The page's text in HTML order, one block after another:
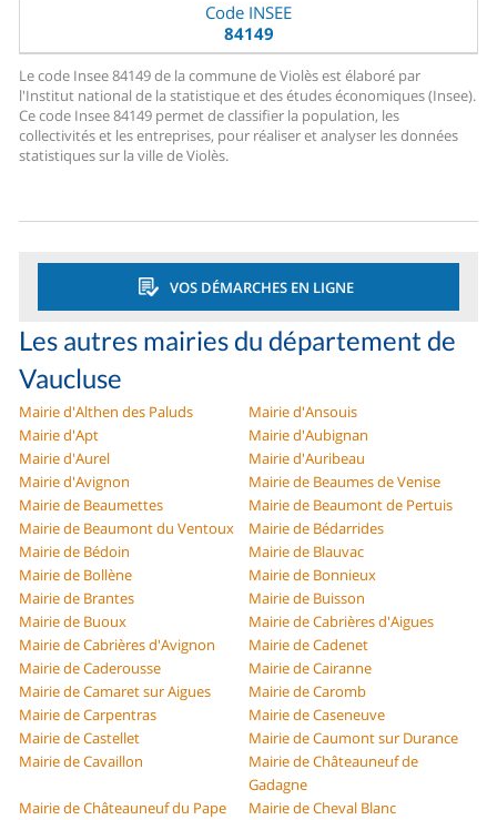
Code INSEE
84149
Le code Insee 84149 de la commune de Violès est élaboré par
l'Institut national de la statistique et des études économiques (Insee).
Ce code Insee 84149 permet de classifier la population, les
collectivités et les entreprises, pour réaliser et analyser les données
statistiques sur la ville de Violès.
VOS DÉMARCHES EN LIGNE
Les autres mairies du département de
Vaucluse
Mairie d'Althen des Paluds
Mairie d'Ansouis
Mairie d'Apt
Mairie d'Aubignan
Mairie d'Aurel
Mairie d'Auribeau
Mairie d'Avignon
Mairie de Beaumes de Venise
Mairie de Beaumettes
Mairie de Beaumont de Pertuis
Mairie de Beaumont du Ventoux
Mairie de Bédarrides
Mairie de Bédoin
Mairie de Blauvac
Mairie de Bollène
Mairie de Bonnieux
Mairie de Brantes
Mairie de Buisson
Mairie de Buoux
Mairie de Cabrières d'Aigues
Mairie de Cabrières d'Avignon
Mairie de Cadenet
Mairie de Caderousse
Mairie de Cairanne
Mairie de Camaret sur Aigues
Mairie de Caromb
Mairie de Carpentras
Mairie de Caseneuve
Mairie de Castellet
Mairie de Caumont sur Durance
Mairie de Cavaillon
Mairie de Châteauneuf de
Gadagne
Mairie de Châteauneuf du Pape
Mairie de Cheval Blanc